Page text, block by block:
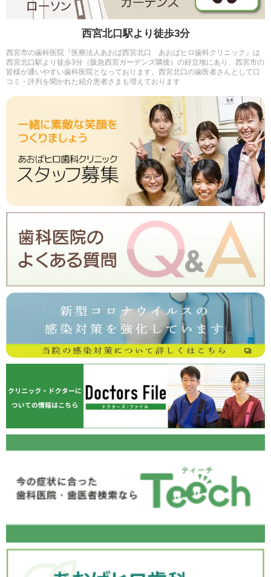
西宮北口駅より徒歩3分
西宮市の歯科医院『医療法人あおば西宮北口 あおばヒロ歯科クリニック』は
西宮北口駅より徒歩3分（阪急西宮ガーデンズ隣接）の好立地にあり、西宮市の
皆様が通いやすい歯科医院となっております。西宮北口の歯医者さんとして口
コミ・評判を聞かれた紹介患者さまも増えております